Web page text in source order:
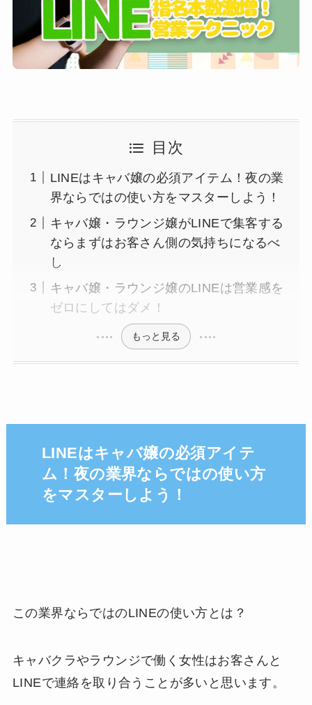
目次
LINEはキャバ嬢の必須アイテム！夜の業
界ならではの使い方をマスターしよう！
キャバ嬢・ラウンジ嬢がLINEで集客する
ならまずはお客さん側の気持ちになるべ
し
キャバ嬢・ラウンジ嬢のLINEは営業感を
ゼロにしてはダメ！
もっと見る
LINEはキャバ嬢の必須アイテ
ム！夜の業界ならではの使い方
をマスターしよう！
この業界ならではのLINEの使い方とは？
キャバクラやラウンジで働く女性はお客さんと
LINEで連絡を取り合うことが多いと思います。